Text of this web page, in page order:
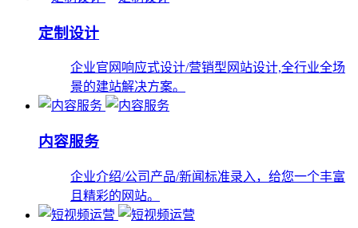
定制设计
企业官网响应式设计/营销型网站设计,全行业全场
景的建站解决方案。
内容服务
企业介绍/公司产品/新闻标准录入，给您一个丰富
且精彩的网站。